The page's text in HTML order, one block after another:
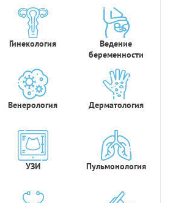
Гинекология
Ведение
беременности
Венерология Дерматология
УЗИ Пульмонология